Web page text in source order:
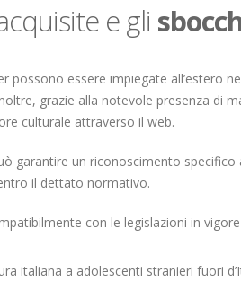
e gli
possono essere impiegate all’estero
grazie alla notevole presenza di
culturale attraverso il web.
garantire un riconoscimento
il dettato normativo.
con le legislazioni in
italiana a adolescenti stranieri fuori